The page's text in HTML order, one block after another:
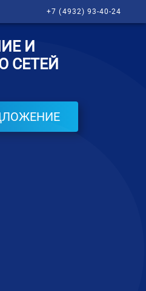
+7 (4932) 93-40-24
И
СЕТЕЙ